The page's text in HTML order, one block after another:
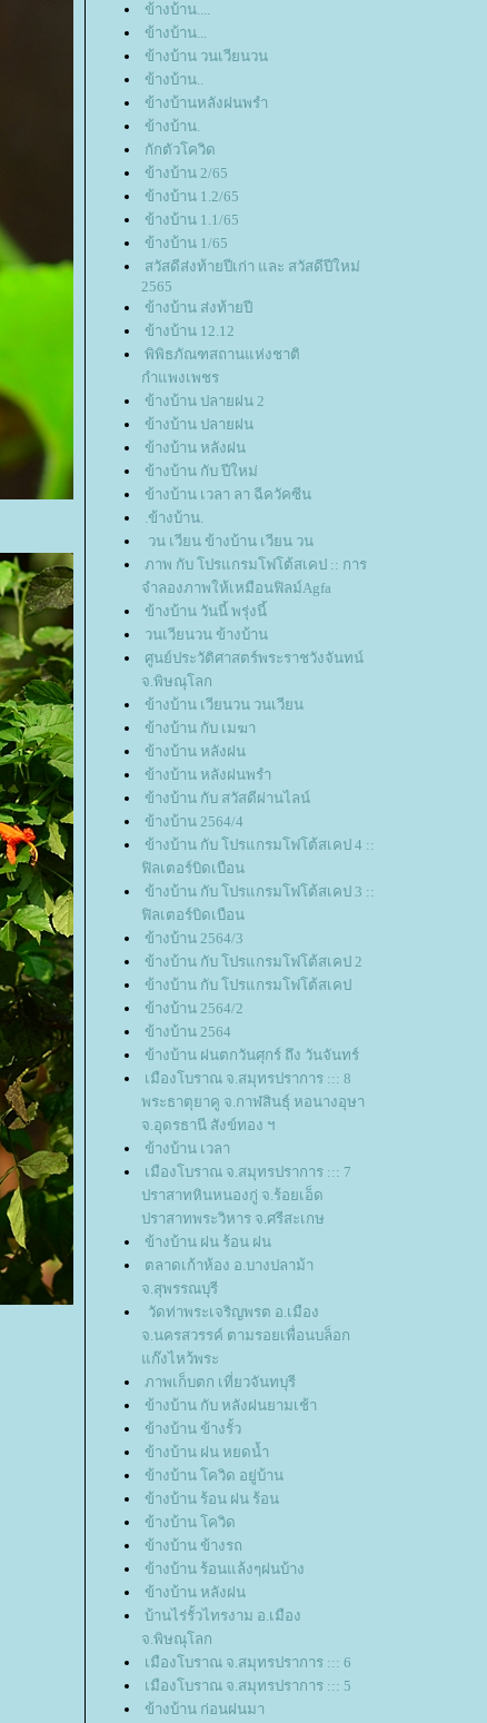
ข้างบ้าน....
ข้างบ้าน...
ข้างบ้าน วนเวียนวน
ข้างบ้าน..
ข้างบ้านหลังฝนพรำ
ข้างบ้าน.
กักตัวโควิด
ข้างบ้าน 2/65
ข้างบ้าน 1.2/65
ข้างบ้าน 1.1/65
ข้างบ้าน 1/65
สวัสดีส่งท้ายปีเก่า และ สวัสดีปีใหม่
2565
ข้างบ้าน ส่งท้ายปี
ข้างบ้าน 12.12
พิพิธภัณฑสถานแห่งชาติ
กำแพงเพชร
ข้างบ้าน ปลายฝน 2
ข้างบ้าน ปลายฝน
ข้างบ้าน หลังฝน
ข้างบ้าน กับ ปีใหม่
ข้างบ้าน เวลา ลา ฉีควัคซีน
.ข้างบ้าน.
วน เวียน ข้างบ้าน เวียน วน
ภาพ กับ โปรแกรมโฟโต้สเคป :: การ
จำลองภาพให้เหมือนฟิลม์Agfa
ข้างบ้าน วันนี้ พรุ่งนี้
วนเวียนวน ข้างบ้าน
ศูนย์ประวัติศาสตร์พระราชวังจันทน์
จ.พิษณุโลก
ข้างบ้าน เวียนวน วนเวียน
ข้างบ้าน กับ เมฆา
ข้างบ้าน หลังฝน
ข้างบ้าน หลังฝนพรำ
ข้างบ้าน กับ สวัสดีผ่านไลน์
ข้างบ้าน 2564/4
ข้างบ้าน กับ โปรแกรมโฟโต้สเคป 4 ::
ฟิลเตอร์บิดเบือน
ข้างบ้าน กับ โปรแกรมโฟโต้สเคป 3 ::
ฟิลเตอร์บิดเบือน
ข้างบ้าน 2564/3
ข้างบ้าน กับ โปรแกรมโฟโต้สเคป 2
ข้างบ้าน กับ โปรแกรมโฟโต้สเคป
ข้างบ้าน 2564/2
ข้างบ้าน 2564
ข้างบ้าน ฝนตกวันศุกร์ ถึง วันจันทร์
เมืองโบราณ จ.สมุทรปราการ ::: 8
พระธาตุยาคู จ.กาฬสินธุ์ หอนางอุษา
จ.อุดรธานี สังข์ทอง ฯ
ข้างบ้าน เวลา
เมืองโบราณ จ.สมุทรปราการ ::: 7
ปราสาทหินหนองกู่ จ.ร้อยเอ็ด
ปราสาทพระวิหาร จ.ศรีสะเกษ
ข้างบ้าน ฝน ร้อน ฝน
ตลาดเก้าห้อง อ.บางปลาม้า
จ.สุพรรณบุรี
วัดท่าพระเจริญพรต อ.เมือง
จ.นครสวรรค์ ตามรอยเพื่อนบล็อก
ก๊งไหว้พระ
ภาพเก็บตก เที่ยวจันทบุรี
ข้างบ้าน กับ หลังฝนยามเช้า
ข้างบ้าน ข้างรั้ว
ข้างบ้าน ฝน หยดน้ำ
ข้างบ้าน โควิด อยู่บ้าน
ข้างบ้าน ร้อน ฝน ร้อน
ข้างบ้าน โควิด
ข้างบ้าน ข้างรถ
ข้างบ้าน ร้อนแล้งๆฝนบ้าง
ข้างบ้าน หลังฝน
บ้านไร่รั้วไทรงาม อ.เมือง
จ.พิษณุโลก
เมืองโบราณ จ.สมุทรปราการ ::: 6
เมืองโบราณ จ.สมุทรปราการ ::: 5
ข้างบ้าน ก่อนฝนมา